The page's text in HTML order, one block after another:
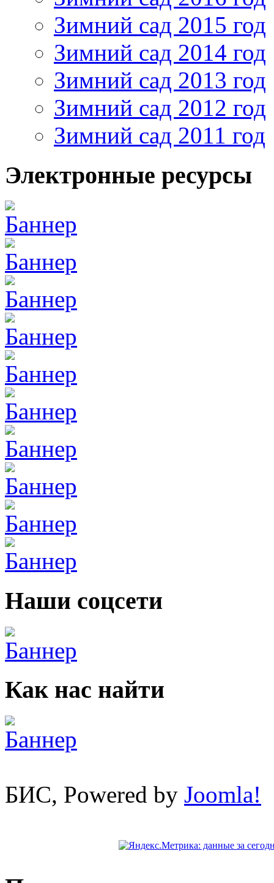
Зимний сад 2015 год
Зимний сад 2014 год
Зимний сад 2013 год
Зимний сад 2012 год
Зимний сад 2011 год
Электронные ресурсы
Наши соцсети
Как нас найти
БИС, Powered by Joomla!